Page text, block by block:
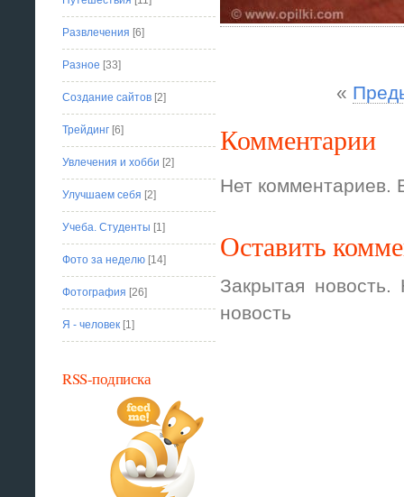
«
Комментарии
Нет
Оставить
Закрытая
новость
Развлечения [6]
Разное [33]
Создание сайтов [2]
Трейдинг [6]
Увлечения и хобби [2]
Улучшаем себя [2]
Учеба. Студенты [1]
Фото за неделю [14]
Фотография [26]
Я - человек [1]
RSS-подписка